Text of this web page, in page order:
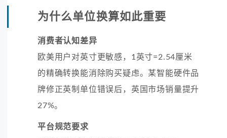
为什么单位换算如此重要
消费者认知差异
欧美用户对英寸更敏感，1英寸=2.54厘米
的精确转换能消除购买疑虑。某智能硬件品
牌修正英制单位错误后，英国市场销量提升
27%。
平台规范要求